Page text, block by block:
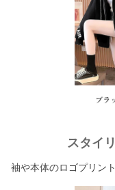
スタイ
袖や本体のロゴプリン